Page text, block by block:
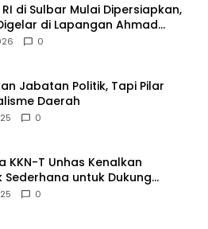
RI di Sulbar Mulai Dipersiapkan,
di Lapangan Ahmad
0
Jabatan Politik, Tapi Pilar
Daerah
0
KKN-T Unhas Kenalkan
Sederhana untuk Dukung
0